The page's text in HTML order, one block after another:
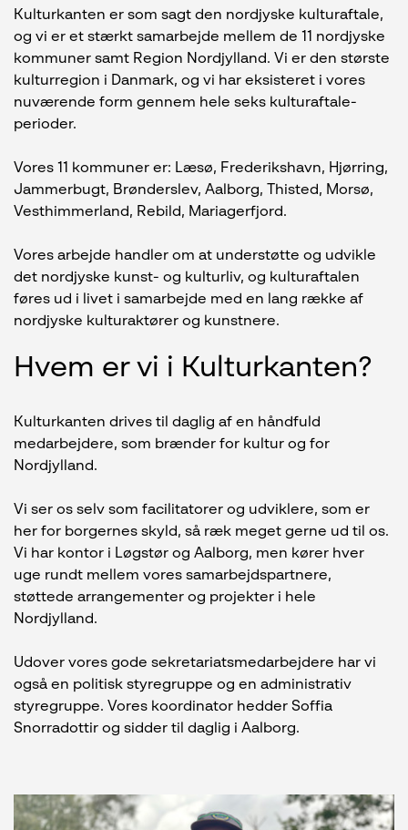
Kulturkanten er som sagt den nordjyske kulturaftale,
og vi er et stærkt samarbejde mellem de 11 nordjyske
kommuner samt Region Nordjylland. Vi er den største
kulturregion i Danmark, og vi har eksisteret i vores
nuværende form gennem hele seks kulturaftale-
perioder.
Vores 11 kommuner er: Læsø, Frederikshavn, Hjørring,
Jammerbugt, Brønderslev, Aalborg, Thisted, Morsø,
Vesthimmerland, Rebild, Mariagerfjord.
Vores arbejde handler om at understøtte og udvikle
det nordjyske kunst- og kulturliv, og kulturaftalen
føres ud i livet i samarbejde med en lang række af
nordjyske kulturaktører og kunstnere.
Hvem er vi i Kulturkanten?
Kulturkanten drives til daglig af en håndfuld
medarbejdere, som brænder for kultur og for
Nordjylland.
Vi ser os selv som facilitatorer og udviklere, som er
her for borgernes skyld, så ræk meget gerne ud til os.
Vi har kontor i Løgstør og Aalborg, men kører hver
uge rundt mellem vores samarbejdspartnere,
støttede arrangementer og projekter i hele
Nordjylland.
Udover vores gode sekretariatsmedarbejdere har vi
også en politisk styregruppe og en administrativ
styregruppe. Vores koordinator hedder Soffia
Snorradottir og sidder til daglig i Aalborg.